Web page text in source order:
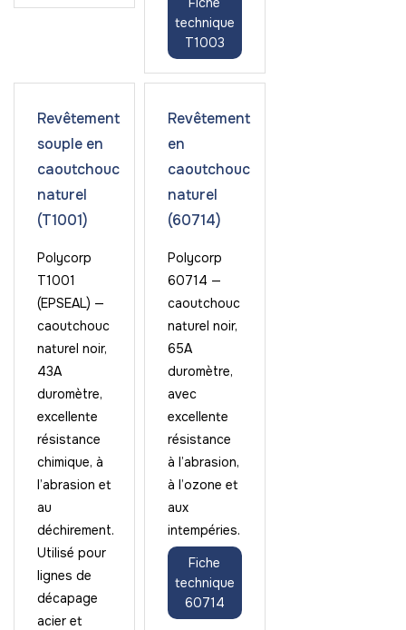
technique
T1003
Revêtement
souple en
caoutchouc
naturel
(T1001)
Polycorp
T1001
(EPSEAL) —
caoutchouc
naturel noir,
43A
duromètre,
excellente
résistance
chimique, à
l’abrasion et
au
déchirement.
Utilisé pour
lignes de
décapage
acier et
Revêtement
en
caoutchouc
naturel
(60714)
Polycorp
60714 —
caoutchouc
naturel noir,
65A
duromètre,
avec
excellente
résistance
à l’abrasion,
à l’ozone et
aux
intempéries.
Fiche
technique
60714